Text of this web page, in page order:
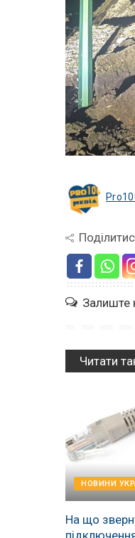
Залиште
Читати
НОВИНИ
На що